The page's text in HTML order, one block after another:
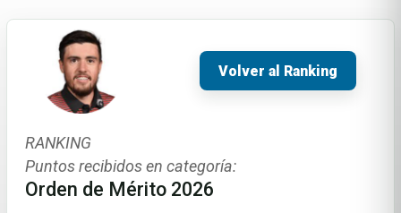
Volver al Ranking
RANKING
Puntos recibidos en categoría:
Orden de Mérito 2026